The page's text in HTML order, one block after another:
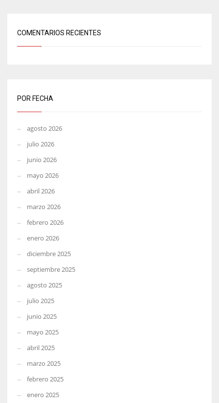
COMENTARIOS RECIENTES
POR FECHA
agosto 2026
julio 2026
junio 2026
mayo 2026
abril 2026
marzo 2026
febrero 2026
enero 2026
diciembre 2025
septiembre 2025
agosto 2025
julio 2025
junio 2025
mayo 2025
abril 2025
marzo 2025
febrero 2025
enero 2025